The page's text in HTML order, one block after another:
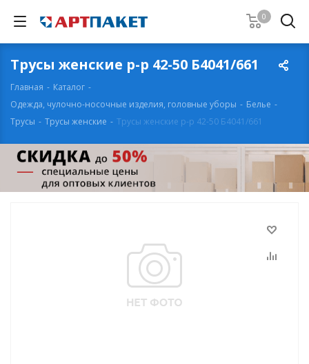
0
Трусы женские р-р 42-50 Б4041/661
Главная - Каталог -
Одежда, чулочно-носочные изделия, головные уборы - Белье -
Трусы - Трусы женские - Трусы женские р-р 42-50 Б4041/661